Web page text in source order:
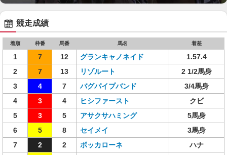
競走成績
着順 枠番 馬番 馬名 着差
1 7 12 グランキャノネイド
1.57.4
2
7 13 リゾルート
2 1/2馬身
3
4 7 バグパイプバンド
3/4馬身
4
3 4 ヒシファースト
クビ
5
3 5 アサクサハミング
5馬身
6
5 8 セイメイ
3馬身
7
2 2 ボッカローネ
ハナ